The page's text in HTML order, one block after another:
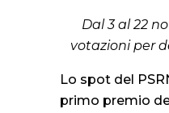
Dal 3 al 22
votazioni per
Lo spot del
primo premio